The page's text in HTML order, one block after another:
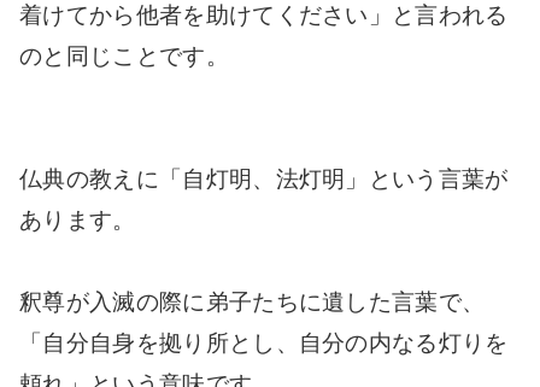
着けてから他者を助けてください」と言われる
のと同じことです。
仏典の教えに「自灯明、法灯明」という言葉が
あります。
釈尊が入滅の際に弟子たちに遺した言葉で、
「自分自身を拠り所とし、自分の内なる灯りを